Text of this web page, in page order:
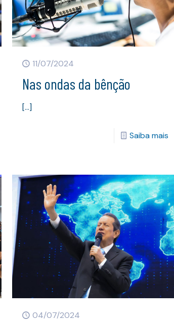
11/07/2024
Nas ondas da bênção
[…]
Saiba mais
04/07/2024